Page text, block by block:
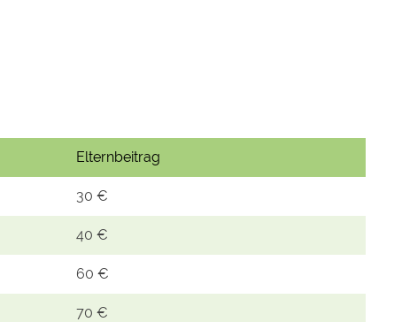
Elternbeitrag
30 €
40 €
60 €
70 €